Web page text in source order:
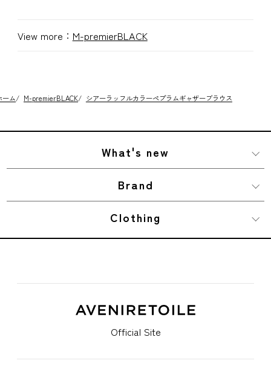
View more： M-premierBLACK
ーム/ M-premierBLACK/ シアーラッフルカラーペプラムギャザーブラウス
What's new
Brand
Clothing
Official Site